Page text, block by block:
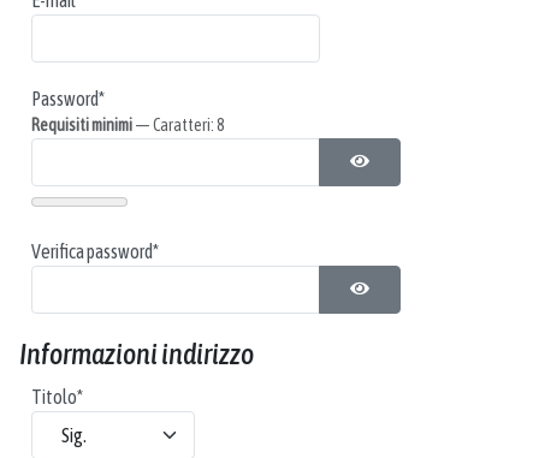
Password*
Requisiti minimi— Caratteri: 8
MOSTRA PASSWORD
Verifica password*
MOSTRA PASSWORD
Informazioni indirizzo
Titolo*